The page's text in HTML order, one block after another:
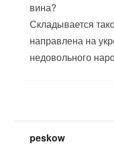
вина?
Складывается
направлена на
недовольного
peskow